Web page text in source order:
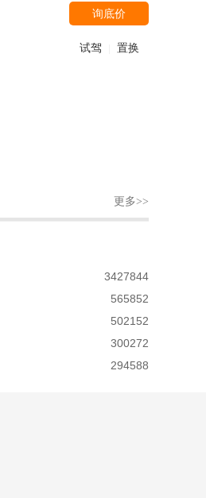
询底价
试驾 置换
更多>>
3427844
565852
502152
300272
294588